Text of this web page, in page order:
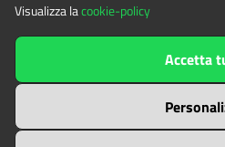
The contents of this websiteby
protette delle Alpi Cozie
Attribution-NonCommercial-
Visualizza lacookie-policy
Accetta